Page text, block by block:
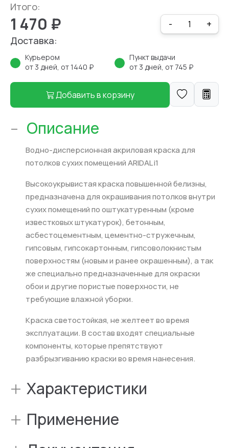
Итого:
1 470 ₽ -
+
Доставка:
Курьером
от 3 дней, от 1440 ₽
Пункт выдачи
от 3 дней, от 745 ₽
Добавить в корзину
- Описание
Водно-дисперсионная акриловая краска для
потолков сухих помещений ARIDAL i1
Высокоукрывистая краска повышенной белизны,
предназначена для окрашивания потолков внутри
сухих помещений по оштукатуренным (кроме
известковых штукатурок), бетонным,
асбестоцементным, цементно-стружечным,
гипсовым, гипсокартонным, гипсоволокнистым
поверхностям (новым и ранее окрашенным), а так
же специально предназначенные для окраски
обои и другие пористые поверхности, не
требующие влажной уборки.
Краска светостойкая, не желтеет во время
эксплуатации. В состав входят специальные
компоненты, которые препятствуют
разбрызгиванию краски во время нанесения.
+ Характеристики
+ Применение